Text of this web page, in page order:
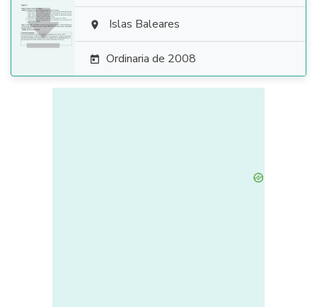
  Islas Baleares
 Ordinaria de 2008